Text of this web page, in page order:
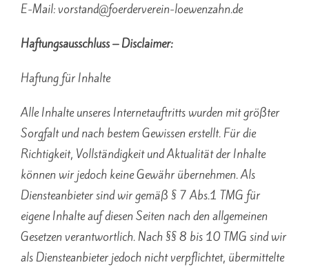
E-Mail: vorstand@foerderverein-loewenzahn.de
Haftungsausschluss – Disclaimer:
Haftung für Inhalte
Alle Inhalte unseres Internetauftritts wurden mit größter
Sorgfalt und nach bestem Gewissen erstellt. Für die
Richtigkeit, Vollständigkeit und Aktualität der Inhalte
können wir jedoch keine Gewähr übernehmen. Als
Diensteanbieter sind wir gemäß § 7 Abs.1 TMG für
eigene Inhalte auf diesen Seiten nach den allgemeinen
Gesetzen verantwortlich. Nach §§ 8 bis 10 TMG sind wir
als Diensteanbieter jedoch nicht verpflichtet, übermittelte